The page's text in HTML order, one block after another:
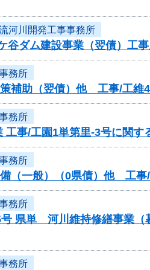
河川開発工事事務所
谷ダム建設事業（翌債）工
務所
補助（翌債）他 工事/工維
務所
工事/工園1単第里-3号に関す
務所
（一般）（0県債）他 工
務所
号 県単 河川維持修繕事業
務所